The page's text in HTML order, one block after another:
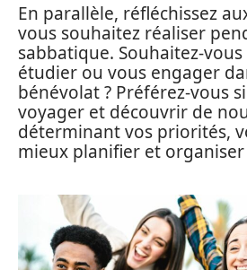
En parallèle, réfléchissez
vous souhaitez réaliser
sabbatique. Souhaitez-
étudier ou vous engager
bénévolat ? Préférez-vous
voyager et découvrir de
déterminant vos priorités,
mieux planifier et